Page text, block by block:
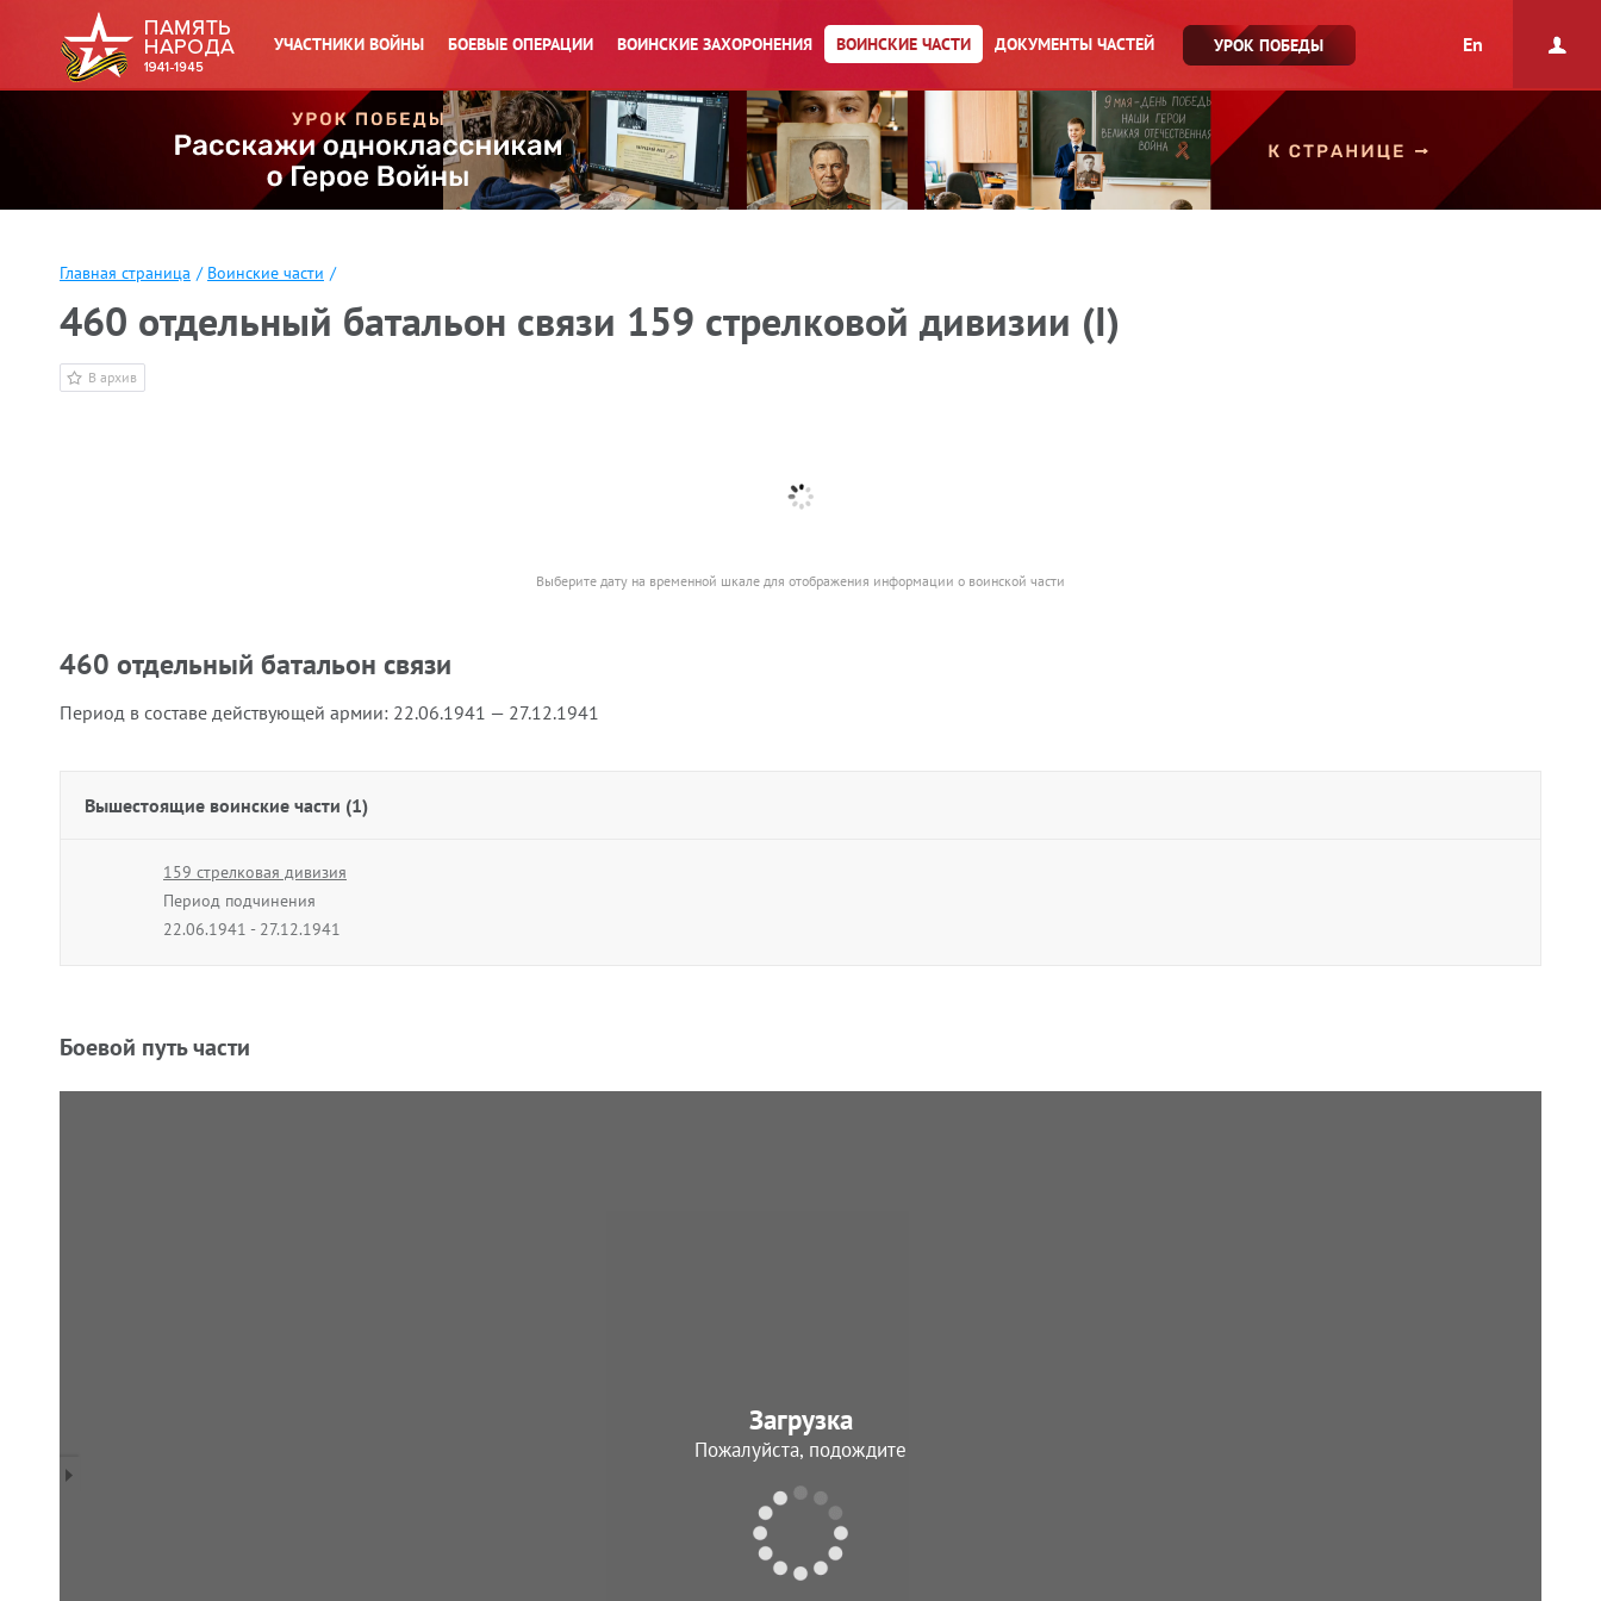
УЧАСТНИКИ ВОЙНЫ БОЕВЫЕ ОПЕРАЦИИ ВОИНСКИЕ ЗАХОРОНЕНИЯ ВОИНСКИЕ ЧАСТИ ДОКУМЕНТЫ ЧАСТЕЙ УРОК ПОБЕДЫ En
Главная страница / Воинские части /
460 отдельный батальон связи 159 стрелковой дивизии (I)
В архив
Выберите дату на временной шкале для отображения информации о воинской части
460 отдельный батальон связи
Период в составе действующей армии: 22.06.1941 — 27.12.1941
Вышестоящие воинские части (1)
159 стрелковая дивизия
Период подчинения
22.06.1941 - 27.12.1941
Боевой путь части
Загрузка
Пожалуйста, подождите